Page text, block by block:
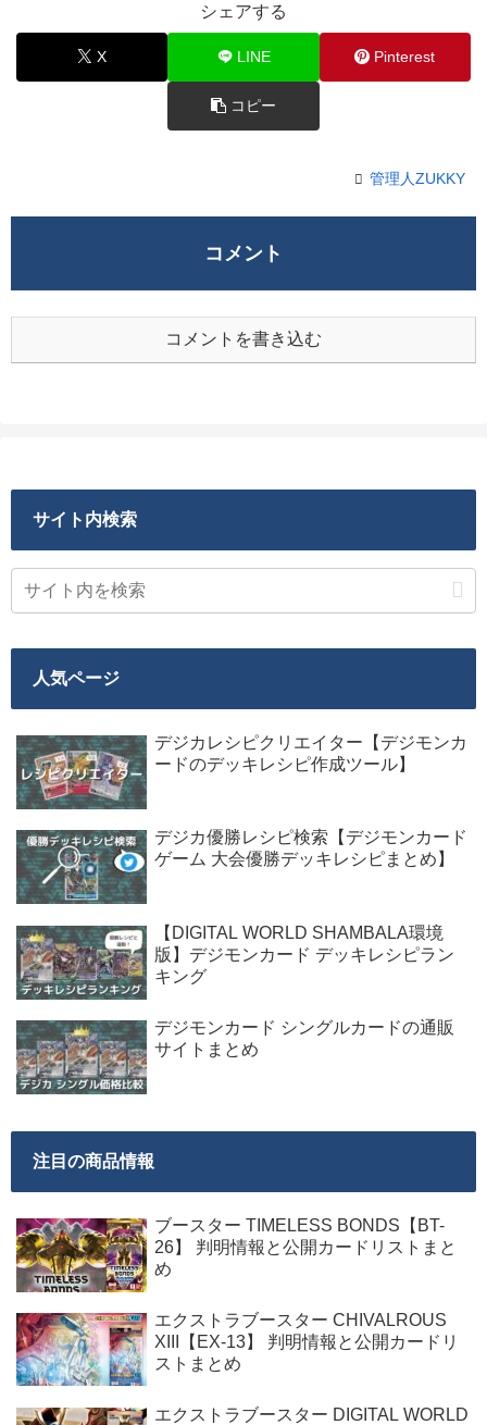
シェアする
X LINE Pinterest
コピー
管理人ZUKKY
コメント
コメントを書き込む
サイト内検索
人気ページ
デジカレシピクリエイター【デジモンカ
ードのデッキレシピ作成ツール】
デジカ優勝レシピ検索【デジモンカード
ゲーム 大会優勝デッキレシピまとめ】
【DIGITAL WORLD SHAMBALA環境
版】デジモンカード デッキレシピラン
キング
デジモンカード シングルカードの通販
サイトまとめ
注目の商品情報
ブースター TIMELESS BONDS【BT-
26】 判明情報と公開カードリストまと
め
エクストラブースター CHIVALROUS
XIII【EX-13】 判明情報と公開カードリ
ストまとめ
エクストラブースター DIGITAL WORLD